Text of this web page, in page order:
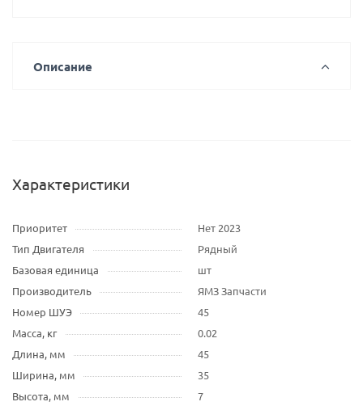
Описание
Характеристики
Приоритет
Нет 2023
Тип Двигателя
Рядный
Базовая единица
шт
Производитель
ЯМЗ Запчасти
Номер ШУЭ
45
Масса, кг
0.02
Длина, мм
45
Ширина, мм
35
Высота, мм
7